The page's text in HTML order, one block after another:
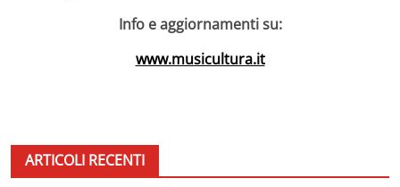
Info e aggiornamenti su:
www.musicultura.it
ARTICOLI RECENTI